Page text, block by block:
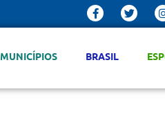
MUNICÍPIOS BRASIL